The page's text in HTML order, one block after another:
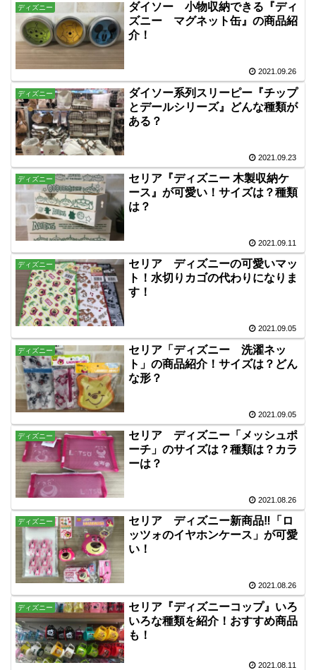
ディズニー
ダイソー 小物収納できる『ディ
ズニー マグネット缶』の商品紹
介！
2021.09.26
ディズニー
ダイソー系列スリーピー『チップ
とデールシリーズ』どんな種類が
ある？
2021.09.23
ディズニー
セリア『ディズニー 木製収納ケ
ース』が可愛い！サイズは？種類
は？
2021.09.11
ディズニー
セリア ディズニーの可愛いマッ
ト！水切りカゴの代わりになりま
す！
2021.09.05
ディズニー
セリア「ディズニー 洗濯ネッ
ト」の商品紹介！サイズは？どん
な形？
2021.09.05
ディズニー
セリア ディズニー「メッシュポ
ーチ」のサイズは？種類は？カラ
ーは？
2021.08.26
ディズニー
セリア ディズニー新商品‼「ロ
ッツォのイヤホンケース」が可愛
い！
2021.08.26
ディズニー
セリア『ディズニーコップ』いろ
いろな種類を紹介！おすすめ商品
も！
2021.08.11